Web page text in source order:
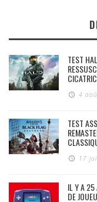
TEST
4
TEST
17
IL Y A 25
DE